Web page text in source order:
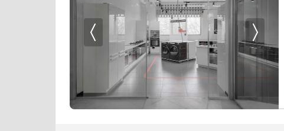
Обогреватели
Очистители воздуха
Пароварки
Паровые шкафы для одежды
Парогенераторы
Подогреватели
Посуда
V-ZUG
VARD
Vestfrost
Viking
Zigmund Shtain